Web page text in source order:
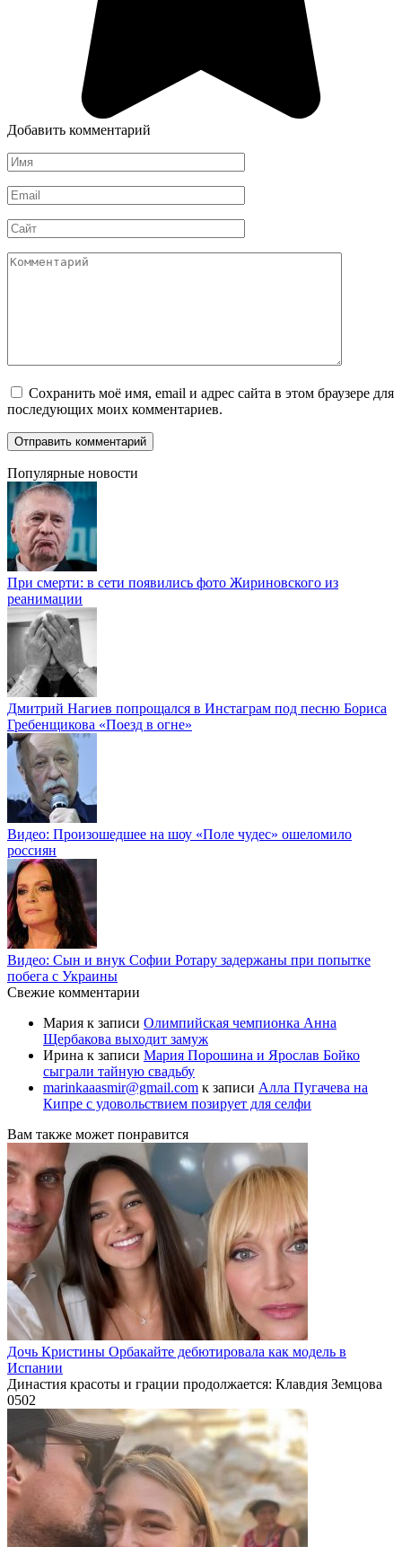
Добавить комментарий
Имя
*
Email
*
Сайт
Комментарий
Сохранить моё имя, email и адрес сайта в этом браузере для
последующих моих комментариев.
Популярные новости
При смерти: в сети появились фото Жириновского из
реанимации
Дмитрий Нагиев попрощался в Инстаграм под песню Бориса
Гребенщикова «Поезд в огне»
Видео: Произошедшее на шоу «Поле чудес» ошеломило
россиян
Видео: Сын и внук Софии Ротару задержаны при попытке
побега с Украины
Свежие комментарии
Мария к записи Олимпийская чемпионка Анна
Щербакова выходит замуж
Ирина к записи Мария Порошина и Ярослав Бойко
сыграли тайную свадьбу
marinkaaasmir@gmail.com к записи Алла Пугачева на
Кипре с удовольствием позирует для селфи
Вам также может понравится
Дочь Кристины Орбакайте дебютировала как модель в
Испании
Династия красоты и грации продолжается: Клавдия Земцова
0502